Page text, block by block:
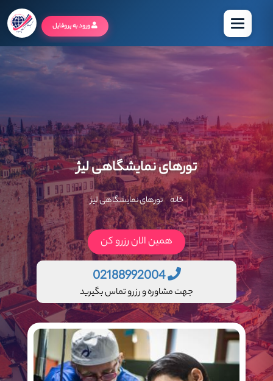
منو ورود به پروفایل
تورهای نمایشگاهی لیژ
خانه تورهای نمایشگاهی لیژ
همین الان رزرو کن
02188992004
جهت مشاوره و رزرو تماس بگیرید